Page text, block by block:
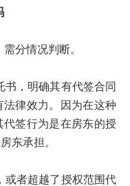
分情况判断。
，明确其有代签合同
律效力。因为在这种
签行为是在房东的授
东承担。
者超越了授权范围代